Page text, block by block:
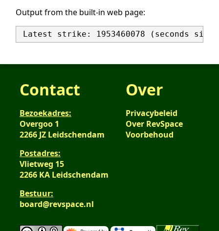
Output from the built-in web page:
Contact
Bezoekadres:
Overgoo 1
2266 JZ Leidschendam
Postadres:
Vlietweg 15
2266 KA Leidschendam
Bestuur:
board@revspace.nl
Over
Privacybeleid
Over RevSpace
Voorbehoud